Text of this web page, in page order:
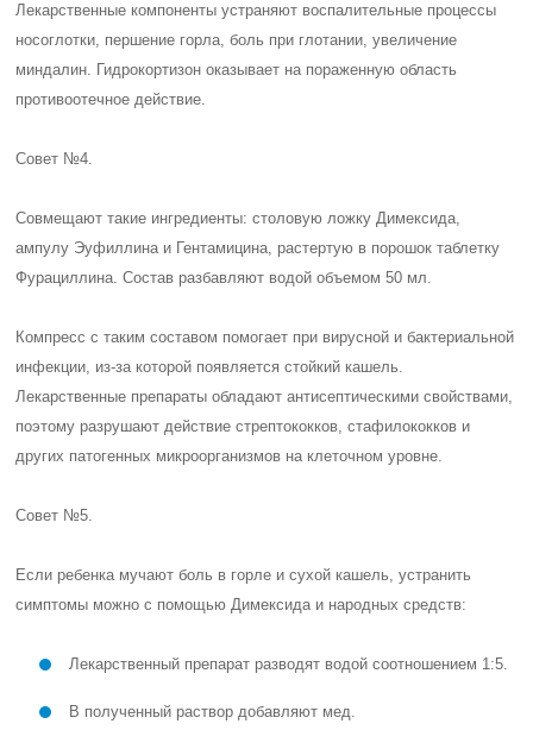
Лекарственные компоненты устраняют воспалительные процессы
носоглотки, першение горла, боль при глотании, увеличение
миндалин. Гидрокортизон оказывает на пораженную область
противоотечное действие.
Совет №4.
Совмещают такие ингредиенты: столовую ложку Димексида,
ампулу Эуфиллина и Гентамицина, растертую в порошок таблетку
Фурациллина. Состав разбавляют водой объемом 50 мл.
Компресс с таким составом помогает при вирусной и бактериальной
инфекции, из-за которой появляется стойкий кашель.
Лекарственные препараты обладают антисептическими свойствами,
поэтому разрушают действие стрептококков, стафилококков и
других патогенных микроорганизмов на клеточном уровне.
Совет №5.
Если ребенка мучают боль в горле и сухой кашель, устранить
симптомы можно с помощью Димексида и народных средств:
Лекарственный препарат разводят водой соотношением 1:5.
В полученный раствор добавляют мед.